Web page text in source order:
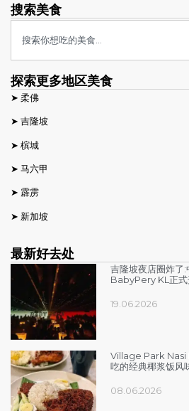
搜索美食
探索更多地区美食
最新好去处
吉隆坡夜店圈炸了
BabyPery KL正式
19.06.2026
Village Park
吃的经典椰浆饭风
08.06.2026
➤ 柔佛
➤ 吉隆坡
➤ 槟城
➤ 马六甲
➤ 霹雳
➤ 新加坡